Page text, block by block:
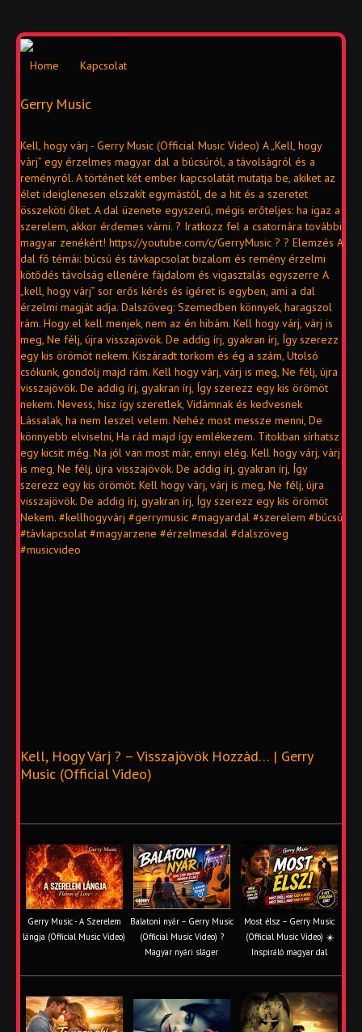
Home Kapcsolat
Gerry Music
Kell, hogy várj - Gerry Music (Official Music Video) A „Kell, hogy
várj” egy érzelmes magyar dal a búcsúról, a távolságról és a
reményről. A történet két ember kapcsolatát mutatja be, akiket az
élet ideiglenesen elszakít egymástól, de a hit és a szeretet
összeköti őket. A dal üzenete egyszerű, mégis erőteljes: ha igaz a
szerelem, akkor érdemes várni. ? Iratkozz fel a csatornára további
magyar zenékért! https://youtube.com/c/GerryMusic ? ? Elemzés A
dal fő témái: búcsú és távkapcsolat bizalom és remény érzelmi
kötődés távolság ellenére fájdalom és vigasztalás egyszerre A
„kell, hogy várj” sor erős kérés és ígéret is egyben, ami a dal
érzelmi magját adja. Dalszöveg: Szemedben könnyek, haragszol
rám. Hogy el kell menjek, nem az én hibám. Kell hogy várj, várj is
meg, Ne félj, újra visszajövök. De addig írj, gyakran írj, Így szerezz
egy kis örömöt nekem. Kiszáradt torkom és ég a szám, Utolsó
csókunk, gondolj majd rám. Kell hogy várj, várj is meg, Ne félj, újra
visszajövök. De addig írj, gyakran írj, Így szerezz egy kis örömöt
nekem. Nevess, hisz így szeretlek, Vidámnak és kedvesnek
Lássalak, ha nem leszel velem. Nehéz most messze menni, De
könnyebb elviselni, Ha rád majd így emlékezem. Titokban sírhatsz
egy kicsit még. Na jól van most már, ennyi elég. Kell hogy várj, várj
is meg, Ne félj, újra visszajövök. De addig írj, gyakran írj, Így
szerezz egy kis örömöt. Kell hogy várj, várj is meg, Ne félj, újra
visszajövök. De addig írj, gyakran írj, Így szerezz egy kis örömöt
Nekem. #kellhogyvárj #gerrymusic #magyardal #szerelem #búcsú
#távkapcsolat #magyarzene #érzelmesdal #dalszöveg
#musicvideo
Kell, Hogy Várj ? – Visszajövök Hozzád… | Gerry
Music (Official Video)
Gerry Music - A Szerelem
lángja (Official Music Video)
Balatoni nyár – Gerry Music
(Official Music Video) ?
Magyar nyári sláger
Most élsz – Gerry Music
(Official Music Video) ☀️
Inspiráló magyar dal